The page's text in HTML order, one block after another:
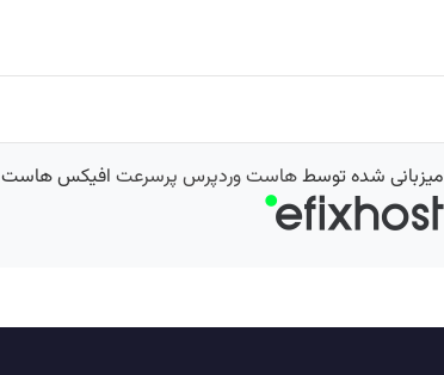
میزبانی شده توسطهاست وردپرس پرسرعت افیکس هاست